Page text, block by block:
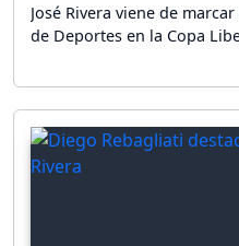
José Rivera viene de
de Deportes en la Copa